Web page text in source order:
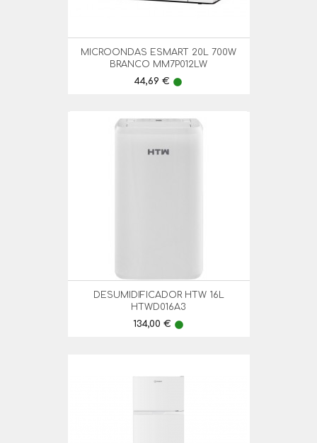
MICROONDAS ESMART 20L 700W
BRANCO MM7P012LW
Preço
44,69 € lens
DESUMIDIFICADOR HTW 16L
HTWD016A3
Preço
134,00 € lens